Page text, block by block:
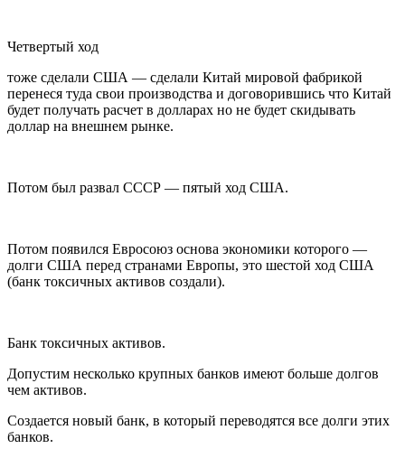
Четвертый ход
тоже сделали США — сделали Китай мировой фабрикой
перенеся туда свои производства и договорившись что Китай
будет получать расчет в долларах но не будет скидывать
доллар на внешнем рынке.
Потом был развал СССР — пятый ход США.
Потом появился Евросоюз основа экономики которого —
долги США перед странами Европы, это шестой ход США
(банк токсичных активов создали).
Банк токсичных активов.
Допустим несколько крупных банков имеют больше долгов
чем активов.
Создается новый банк, в который переводятся все долги этих
банков.